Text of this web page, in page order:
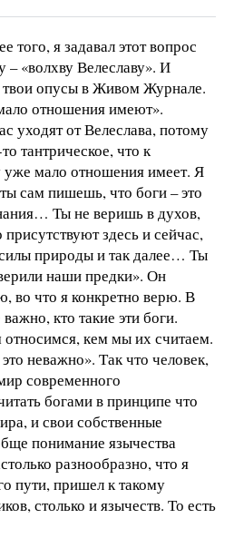
того, я задавал этот вопрос
«волхву Велеславу». И
опусы в Живом Журнале.
отношения имеют».
уходят от Велеслава, потому
тантрическое, что к
уже мало отношения имеет. Я
сам пишешь, что боги – это
Ты не веришь в духов,
здесь и сейчас,
природы и так далее… Ты
наши предки». Он
во что я конкретно верю. В
кто такие эти боги.
кем мы их считаем.
неважно». Так что человек,
современного
богами в принципе что
и свои собственные
понимание язычества
разнообразно, что я
пути, пришел к такому
столько и язычеств. То есть